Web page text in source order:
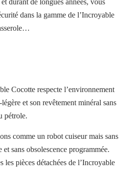
durant de longues années, vous
dans la gamme de l’Incroyable
Cocotte respecte l’environnement
et son revêtement minéral sans
pétrole.
comme un robot cuiseur mais sans
sans obsolescence programmée.
les pièces détachées de l’Incroyable